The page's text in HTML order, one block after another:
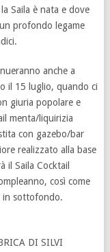
Saila è nata e dove
profondo legame
anche a
il 15 luglio, quando ci
giuria popolare e
menta/liquirizia
con gazebo/bar
realizzato alla base
il Saila Cocktail
così come
in sottofondo.
DI SILVI